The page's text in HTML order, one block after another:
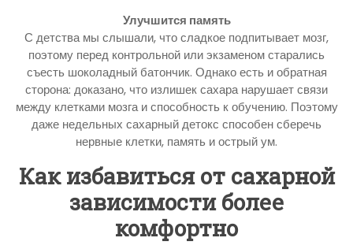
Улучшится память
С детства мы слышали, что сладкое подпитывает мозг,
поэтому перед контрольной или экзаменом старались
съесть шоколадный батончик. Однако есть и обратная
сторона: доказано, что излишек сахара нарушает связи
между клетками мозга и способность к обучению. Поэтому
даже недельных сахарный детокс способен сберечь
нервные клетки, память и острый ум.
Как избавиться от сахарной
зависимости более
комфортно